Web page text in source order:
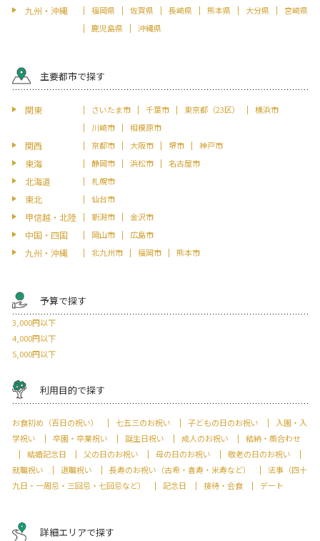
九州・沖縄 福岡県 佐賀県 長崎県 熊本県 大分県
宮崎県
鹿児島県
沖縄県
主要都市で探す
関東 さいたま市 千葉市 東京都（23区）
横浜市
川崎市
相模原市
関西 京都市 大阪市 堺市 神戸市
東海 静岡市 浜松市 名古屋市
北海道 札幌市
東北 仙台市
甲信越・北陸 新潟市 金沢市
中国・四国 岡山市 広島市
九州・沖縄 北九州市 福岡市 熊本市
予算で探す
3,000円以下
4,000円以下
5,000円以下
利用目的で探す
お食初め（百日の祝い） 七五三のお祝い 子どもの日のお祝い
入園・入
学祝い
卒園・卒業祝い 誕生日祝い 成人のお祝い
結納・顔合わせ
結婚記念日
父の日のお祝い 母の日のお祝い
敬老の日のお祝い
就職祝い
退職祝い 長寿のお祝い（古希・喜寿・米寿など）
法事（四十
九日・一周忌・三回忌・七回忌など）
記念日 接待・会食 デート
詳細エリアで探す